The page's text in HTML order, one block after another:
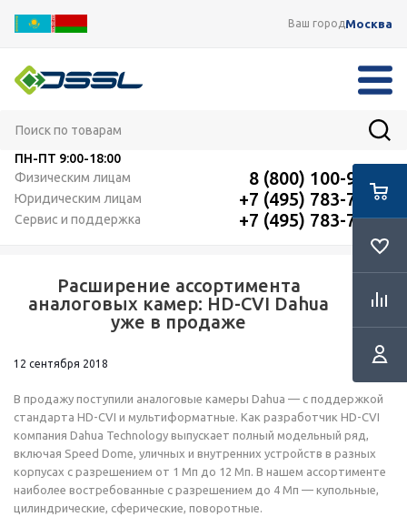
Ваш городМосква
ПН-ПТ 9:00-18:00
Физическим лицам
8 (800) 100-91-12
Юридическим лицам +7 (495) 783-72-87
Сервис и поддержка +7 (495) 783-72-87
Расширение ассортимента
аналоговых камер: HD-CVI Dahua
уже в продаже
RSS
12 сентября 2018
В продажу поступили аналоговые камеры Dahua — с поддержкой
стандарта HD-CVI и мультиформатные. Как разработчик HD-CVI
компания Dahua Technology выпускает полный модельный ряд,
включая Speed Dome, уличных и внутренних устройств в разных
корпусах с разрешением от 1 Мп до 12 Мп. В нашем ассортименте
наиболее востребованные с разрешением до 4 Мп — купольные,
цилиндрические, сферические, поворотные.